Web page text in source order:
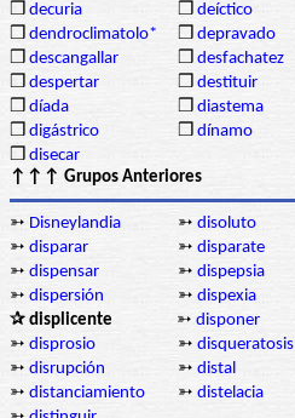
❒ decuria ❒ deíctico
❒ dendroclimatolo* ❒ depravado
❒ descangallar ❒ desfachatez
❒ despertar ❒ destituir
❒ díada ❒ diastema
❒ digástrico ❒ dínamo
❒ disecar
↑↑↑ Grupos Anteriores
➳ Disneylandia ➳ disoluto
➳ disparar ➳ disparate
➳ dispensar ➳ dispepsia
➳ dispersión ➳ dispexia
✰ displicente
➳ disponer
➳ disprosio ➳ disqueratosis
➳ disrupción ➳ distal
➳ distanciamiento ➳ distelacia